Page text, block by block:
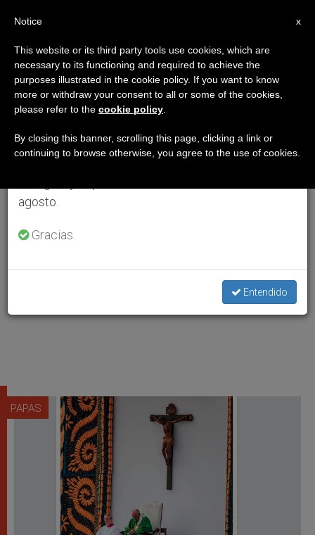
PAPAS
×
Aviso importante
Del 27 de julio al 7 de agosto haremos la pausa
anual, aprovechando que en el periodo de verano
se generan menos informaciones y también el
agosto.
Gracias.
Entendido
x
Notice
This website or its third party tools use cookies, which are
necessary to its functioning and required to achieve the
purposes illustrated in the cookie policy. If you want to know
more or withdraw your consent to all or some of the cookies,
please refer to the cookie policy
By closing this banner, scrolling this page, clicking a link or
continuing to browse otherwise, you agree to the use of cookies.